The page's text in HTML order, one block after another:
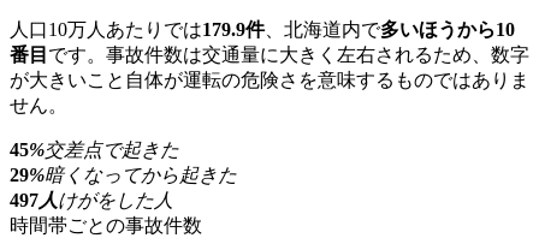
人口10万人あたりでは179.9件、北海道内で多いほうから10
番目 です。事故件数は交通量に大きく左右されるため、数字
が大きいこと自体が運転の危険さを意味するものではありま
せん。
45%交差点で起きた
29%暗くなってから起きた
497人けがをした人
時間帯ごとの事故件数